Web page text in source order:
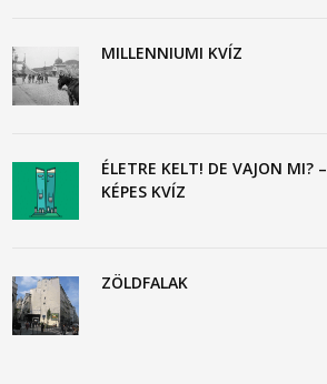
MILLENNIUMI KVÍZ
ÉLETRE KELT! DE VAJON MI? –
KÉPES KVÍZ
ZÖLDFALAK